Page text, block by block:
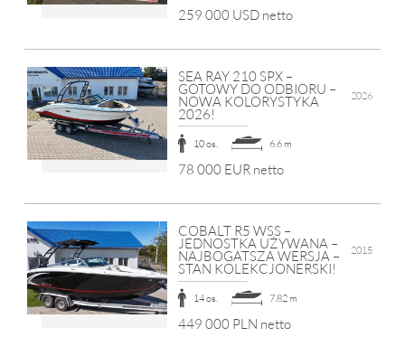
259 000 USD netto
SEA RAY 210 SPX –
GOTOWY DO ODBIORU –
NOWA KOLORYSTYKA
2026!
2026
10 os. 6.6 m
78 000 EUR netto
COBALT R5 WSS –
JEDNOSTKA UŻYWANA –
NAJBOGATSZA WERSJA –
STAN KOLEKCJONERSKI!
2015
14 os. 7.82 m
449 000 PLN netto